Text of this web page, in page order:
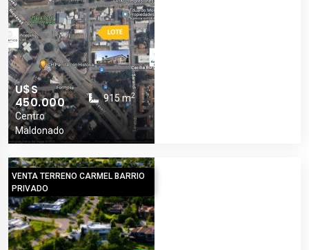
U$S
450.000
Centro
Maldonado
915 m2
VENTA TERRENO CARMEL BARRIO
PRIVADO